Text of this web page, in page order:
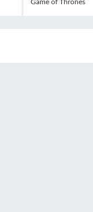
Game of Thrones